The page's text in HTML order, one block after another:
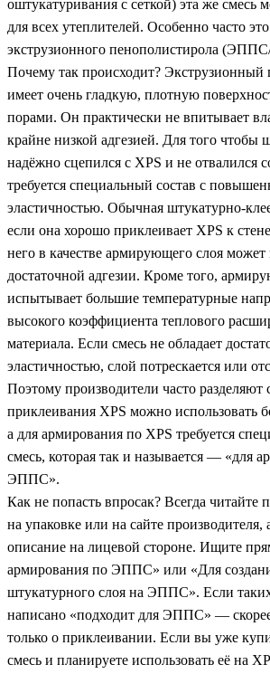
оштукатуривания с сеткой) эта же смесь
для всех утеплителей. Особенно часто это
экструзионного пенополистирола
Почему так происходит? Экструзионный
имеет очень гладкую, плотную
порами. Он практически не впитывает
крайне низкой адгезией. Для того чтобы
надёжно сцепился с XPS и не отвалился
требуется специальный состав с
эластичностью. Обычная штукатурно-
если она хорошо приклеивает XPS к
него в качестве армирующего слоя может
достаточной адгезии. Кроме того,
испытывает большие температурные
высокого коэффициента теплового
материала. Если смесь не обладает
эластичностью, слой потрескается или
Поэтому производители часто разделяют
приклеивания XPS можно использовать
а для армирования по XPS требуется
смесь, которая так и называется — «для
ЭППС».
Как не попасть впросак? Всегда
на упаковке или на сайте производителя,
описание на лицевой стороне. Ищите
армирования по ЭППС» или «Для
штукатурного слоя на ЭППС». Если
написано «подходит для ЭППС» — скорее
только о приклеивании. Если вы уже
смесь и планируете использовать её на